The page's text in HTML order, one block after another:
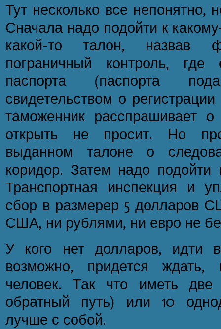
Тут несколько все непонятно,
Сначала надо подойти к
какой-то талон,
пограничный контроль,
паспорта (паспорта
свидетельством о
таможенник расспрашивает
открыть не просит. Но
выданном талоне о
коридор. Затем надо
Транспортная инспекция и
сбор в размерер 5 долларов
США, ни рублями, ни евро не
У кого нет долларов, идти
возможно, придется ждать,
человек. Так что иметь две
обратный путь) или 10
лучше с собой.